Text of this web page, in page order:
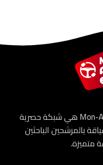
مون أوتوإيكول Mon-AutoÉcole.net هي شبكة حصرية
بالمرشحين الباحثين
متميزة.